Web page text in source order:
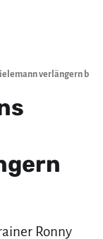
verlängern bei
Ronny